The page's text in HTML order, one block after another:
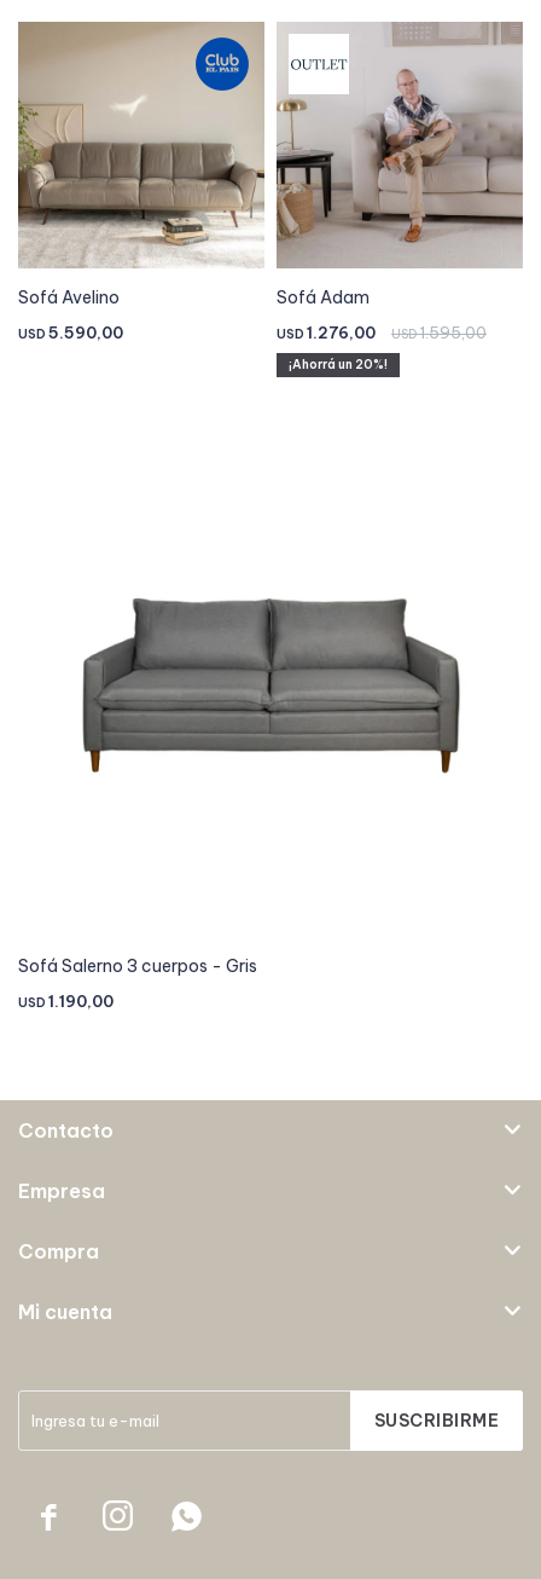
Sofá Avelino
USD 5.590,00
Sofá Adam
USD 1.276,00 USD1.595,00
20
Sofá Salerno 3 cuerpos - Gris
USD 1.190,00
SUSCRIBIRME
  
Contacto
Empresa
Compra
Mi cuenta